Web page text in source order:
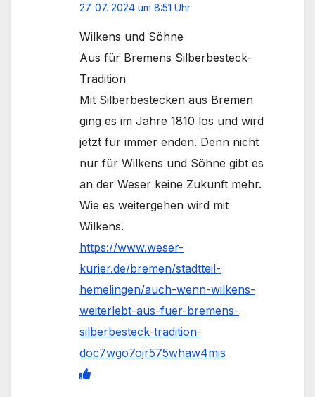
27. 07. 2024 um 8:51 Uhr
Wilkens und Söhne
Aus für Bremens Silberbesteck-
Tradition
Mit Silberbestecken aus Bremen
ging es im Jahre 1810 los und wird
jetzt für immer enden. Denn nicht
nur für Wilkens und Söhne gibt es
an der Weser keine Zukunft mehr.
Wie es weitergehen wird mit
Wilkens.
https://www.weser-
kurier.de/bremen/stadtteil-
hemelingen/auch-wenn-wilkens-
weiterlebt-aus-fuer-bremens-
silberbesteck-tradition-
doc7wgo7ojr575whaw4mis